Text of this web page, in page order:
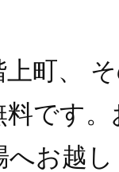
町、
す。お
へお越